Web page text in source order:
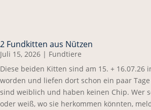
2 Fundkitten aus Nützen
Juli 15, 2026 | Fundtiere
Diese beiden Kitten sind am 15. + 16.07.26
worden und liefen dort schon ein paar
sind weiblich und haben keinen Chip. Wer
oder weiß, wo sie herkommen könnten,